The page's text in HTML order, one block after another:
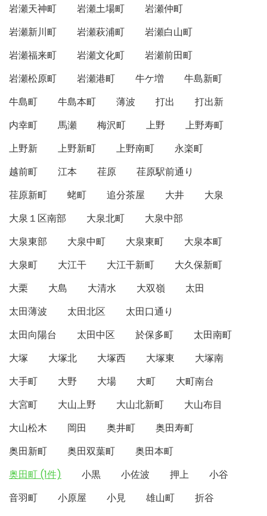
岩瀬天神町
岩瀬土場町
岩瀬仲町
岩瀬新川町
岩瀬萩浦町
岩瀬白山町
岩瀬福来町
岩瀬文化町
岩瀬前田町
岩瀬松原町
岩瀬港町 牛ケ増
牛島新町
牛島町
牛島本町 薄波 打出
打出新
内幸町
馬瀬 梅沢町 上野
上野寿町
上野新
上野新町 上野南町
永楽町
越前町
江本 荏原
荏原駅前通り
荏原新町
蛯町 追分茶屋 大井
大泉
大泉１区南部
大泉北町
大泉中部
大泉東部
大泉中町 大泉東町
大泉本町
大泉町
大江干 大江干新町
大久保新町
大栗
大島 大清水 大双嶺
太田
太田薄波
太田北区
太田口通り
太田向陽台
太田中区 於保多町
太田南町
大塚
大塚北 大塚西 大塚東
大塚南
大手町
大野 大場 大町
大町南台
大宮町
大山上野 大山北新町
大山布目
大山松木
岡田 奥井町
奥田寿町
奥田新町
奥田双葉町
奥田本町
奥田町 (1件)
小黒 小佐波 押上
小谷
音羽町
小原屋 小見 雄山町
折谷